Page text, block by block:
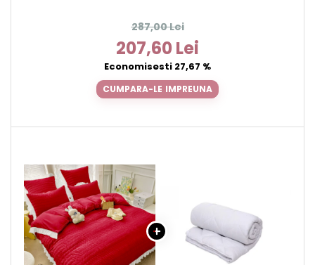
287,00 Lei
207,60 Lei
Economisesti 27,67 %
CUMPARA-LE IMPREUNA